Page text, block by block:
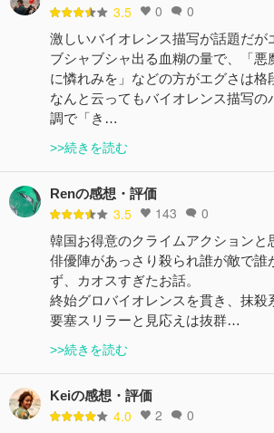
3.5 0 0
激しいバイオレンス描写が話題だが
ブシャブシャ出る血糊の量で、「悪
に憐れみを」などの方がエグさは格
なんと云ってもバイオレンス描写の
調で「き…
>>続きを読む
Renの感想・評価
3.5 143 0
韓国お得意のクライムアクションと
俳優陣があっさり殺られ誰が敵で誰
ず、カオスすぎたお話。
終始グロバイオレンスを貫き、抹殺
要塞スリラーと見応えは抜群…
>>続きを読む
Keiの感想・評価
4.0 2 0